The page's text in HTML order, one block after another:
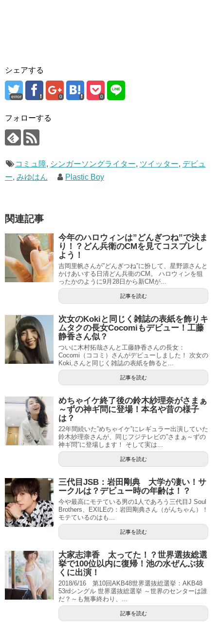
シェアする
error 0 0
フォローする
コミュ障, シンガーソングライター, ツイッター, デビュ
ー, みゆはん Plastic Boy
関連記事
今年のハロウィンは”どんぎつね”で決ま
り！？どん兵衛のCMを見てコスプレし
よう！
吉岡里帆さんが”どんぎつね”に扮して、星野源さんと
かけあいする日清どん兵衛のCM。 ハロウィンを狙
ったかのように9月28日から新CMが...
記事を読む
次女のKokiと同じく雑誌の表紙を飾りキ
ムタクの長女Cocomiもデビュー！工藤
静香さん似？
ついに木村拓哉さんと工藤静香さんの長女：
Cocomi（ココミ）さんがデビューしました！ 次女の
Koki,さんと同じく雑誌の表紙を飾ると...
記事を読む
めちゃイケ終了後の鈴木紗理奈がさまぁ
～ずの神ギ問に登場！本名や昔の様子
は？
22年間続いた”めちゃイケ”にレギュラー出演していた
鈴木紗理奈さんが、同じフジテレビの”さまぁ～ずの
神ギ問”に登場します！ そして実は...
記事を読む
三代目JSB：岩田剛典 大学が凄い！サ
ークルは？デビュー時の年齢は！？
今や最高にモテている男の1人であろう三代目J Soul
Brothers、EXILEの：岩田剛典さん（がんちゃん）！
モテているのはも...
記事を読む
大家志津香 太ってた！？世界選抜総選
挙で100位以内に復帰！池の水ぜんぶ抜
くに出演！
2018/6/16 第10回AKB48世界選抜総選挙：AKB48
53rdシングル 世界選抜総選挙 ～世界のセンターは誰
だ？～も無事終わり、...
記事を読む